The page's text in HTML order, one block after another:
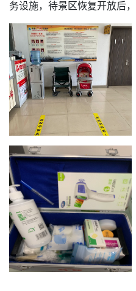
务设施，待景区恢复开放后